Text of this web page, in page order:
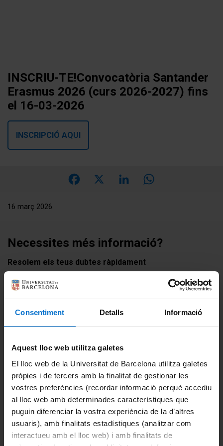
Consentiment Detalls Informació
Aquest lloc web utilitza galetes
El lloc web de la Universitat de Barcelona utilitza galetes
pròpies i de tercers amb la finalitat de gestionar les
vostres preferències (recordar informació perquè accediu
al lloc web amb determinades característiques que
puguin diferenciar la vostra experiència de la d’altres
usuaris), amb finalitats estadístiques (analitzar com
interactueu amb el lloc web) i amb finalitats de
INSCRIU-TE!Convocatòria Santander
Erasmus 2026 (curs 2026-2027) fins
el 16-03-2026
INSCRIPCIÓ AQUI
Facebook LinkedIn
16 març 2026
Necessites més informació?
Resolem els teus dubtes ràpidament
Contacta aquí amb nosaltres